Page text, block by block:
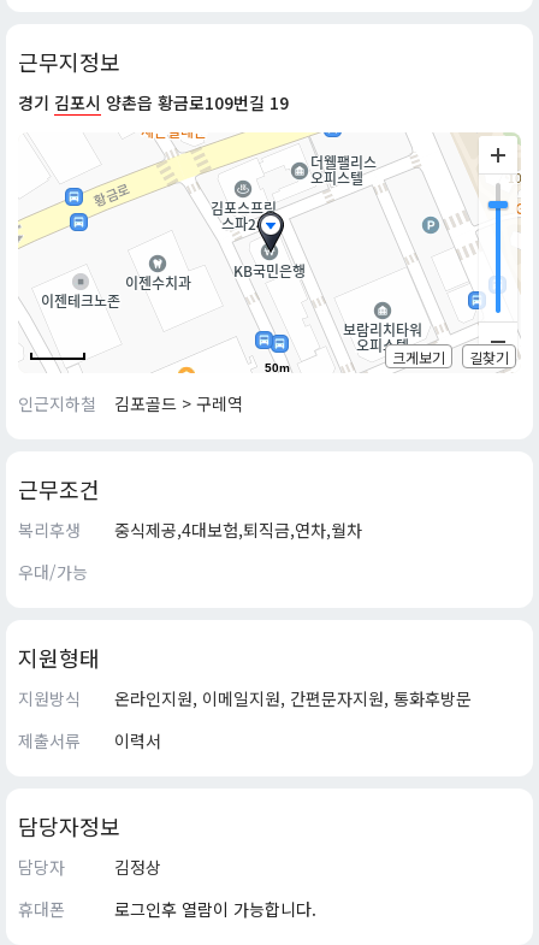
근무지정보
경기 김포시 양촌읍 황금로109번길 19
50m
크게보기 길찾기
인근지하철 김포골드 > 구레역
근무조건
복리후생
중식제공,4대보험,퇴직금,연차,월차
우대/가능
지원형태
지원방식
온라인지원, 이메일지원, 간편문자지원, 통화후방문
제출서류
이력서
담당자정보
담당자
김정상
휴대폰
로그인후 열람이 가능합니다.